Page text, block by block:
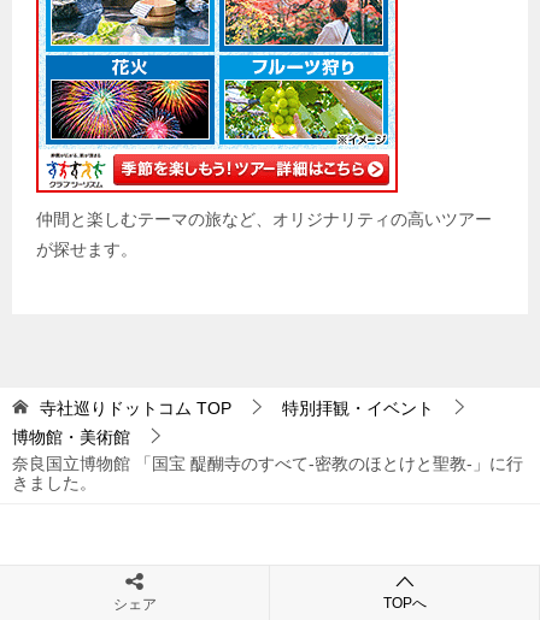
仲間と楽しむテーマの旅など、オリジナリティの高いツアー
が探せます。
寺社巡りドットコム TOP
特別拝観・イベント
博物館・美術館
奈良国立博物館 「国宝 醍醐寺のすべて-密教のほとけと聖教-」に行
きました。
プライバシーポリシー
シェア TOPへ